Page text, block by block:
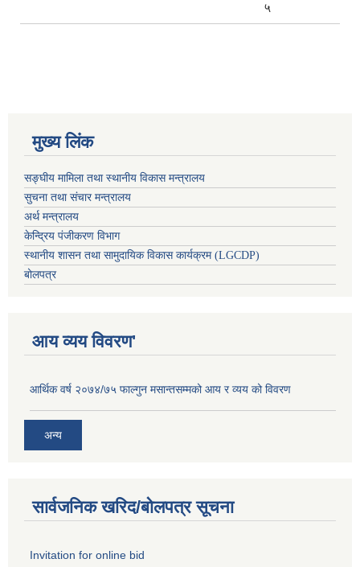
५
मुख्य लिंक
सङ्घीय मामिला तथा स्थानीय विकास मन्त्रालय
सुचना तथा संचार मन्त्रालय
अर्थ मन्त्रालय
केन्द्रिय पंजीकरण विभाग
स्थानीय शासन तथा सामुदायिक विकास कार्यक्रम (LGCDP)
बोलपत्र
आय व्यय विवरण'
आर्थिक वर्ष २०७४/७५ फाल्गुन मसान्तसम्मको आय र व्यय को विवरण
अन्य
सार्वजनिक खरिद/बोलपत्र सूचना
Invitation for online bid